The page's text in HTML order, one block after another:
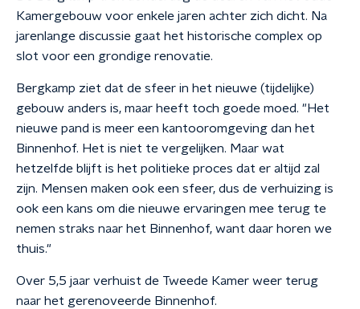
Kamergebouw voor enkele jaren achter zich dicht. Na
jarenlange discussie gaat het historische complex op
slot voor een grondige renovatie.
Bergkamp ziet dat de sfeer in het nieuwe (tijdelijke)
gebouw anders is, maar heeft toch goede moed. "Het
nieuwe pand is meer een kantooromgeving dan het
Binnenhof. Het is niet te vergelijken. Maar wat
hetzelfde blijft is het politieke proces dat er altijd zal
zijn. Mensen maken ook een sfeer, dus de verhuizing is
ook een kans om die nieuwe ervaringen mee terug te
nemen straks naar het Binnenhof, want daar horen we
thuis."
Over 5,5 jaar verhuist de Tweede Kamer weer terug
naar het gerenoveerde Binnenhof.